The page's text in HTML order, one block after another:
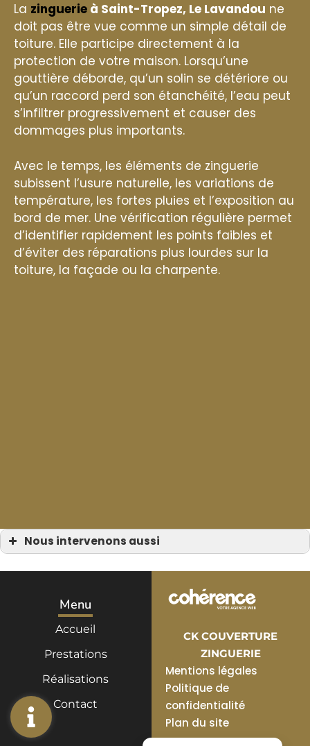
La zinguerie à Saint-Tropez, Le Lavandou ne
doit pas être vue comme un simple détail de
toiture. Elle participe directement à la
protection de votre maison. Lorsqu’une
gouttière déborde, qu’un solin se détériore ou
qu’un raccord perd son étanchéité, l’eau peut
s’infiltrer progressivement et causer des
dommages plus importants.
Avec le temps, les éléments de zinguerie
subissent l’usure naturelle, les variations de
température, les fortes pluies et l’exposition au
bord de mer. Une vérification régulière permet
d’identifier rapidement les points faibles et
d’éviter des réparations plus lourdes sur la
toiture, la façade ou la charpente.
Nous intervenons aussi
Zinguerie à Cogolin
Zinguerie à La Croix-Valmer
Zinguerie à Ramatuelle
Zinguerie à Saint-Tropez
Zinguerie à Sainte-Maxime
Menu
Accueil
Prestations
Réalisations
Contact
CK COUVERTURE
ZINGUERIE
Mentions légales
Politique de
confidentialité
Plan du site